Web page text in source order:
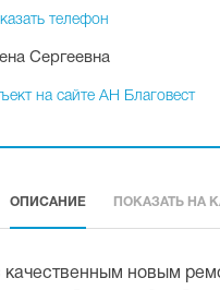
телефон
Сергеевна
на сайте АН Благовест
ОПИСАНИЕ ПОКАЗАТЬ НА
качественным новым